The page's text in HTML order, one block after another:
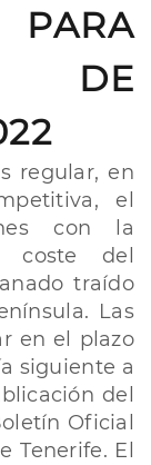
DE
regular, en
el
con la
coste del
traído
Las
en el plazo
siguiente a
del
Oficial
Tenerife. El